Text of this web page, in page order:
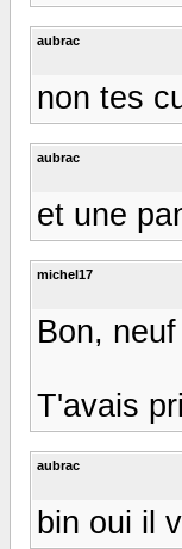
aubrac
non tes
aubrac
et une
michel17
Bon,
T'avais
aubrac
bin oui il